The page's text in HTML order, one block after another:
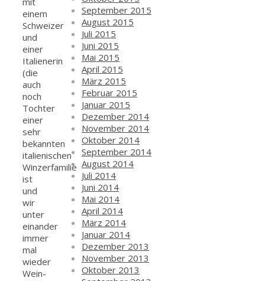
einem
Schweizer
und
einer
Italienerin
(die
auch
noch
Tochter
einer
sehr
bekannten
italienischen
Winzerfamilie
ist
und
wir
unter
einander
immer
mal
wieder
Wein-
September 2015
August 2015
Juli 2015
Juni 2015
Mai 2015
April 2015
März 2015
Februar 2015
Januar 2015
Dezember 2014
November 2014
Oktober 2014
September 2014
August 2014
Juli 2014
Juni 2014
Mai 2014
April 2014
März 2014
Januar 2014
Dezember 2013
November 2013
Oktober 2013